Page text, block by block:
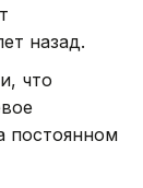
назад.
что
постоянном